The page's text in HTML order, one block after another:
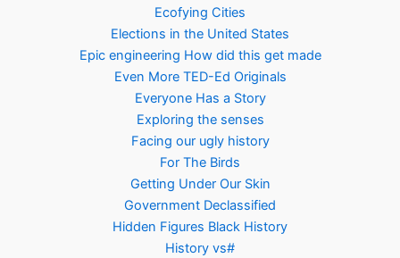
Ecofying Cities
Elections in the United States
Epic engineering How did this get made
Even More TED-Ed Originals
Everyone Has a Story
Exploring the senses
Facing our ugly history
For The Birds
Getting Under Our Skin
Government Declassified
Hidden Figures Black History
History vs#